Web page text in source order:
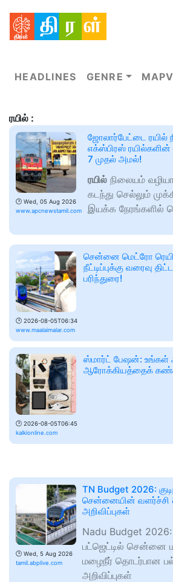
HEADLINES GENRE
ரயில் :
🕑 Wed, 05 Aug 2026
www.apcnewstamil.com
ஜோலார்பேட்டை ரயில்
எக்ஸ்பிரஸ்
7 முதல் அமல்!
ரயில் நிலையம்
கடந்து செல்லும்
இயக்க நேரங்களில்
🕑 2026-08-05T06:34
www.maalaimalar.com
சென்னை மெட்ரோ
நீட்டிப்புக்கு வரைவு
பரிந்துரை!
🕑 2026-08-05T06:45
kalkionline.com
ஸ்மார்ட் பேஷன்:
ஆரோக்கியத்தைக்
🕑 Wed, 5 Aug 2026
tamil.abplive.com
TN Budget 2026:
சென்னையின் வளர்ச்சி
அறிவிப்புகள்
Nadu Budget 2026:
பட்ஜெட்டில் சென்னை
மழைநீர் தொடர்பான
அறிவிப்புகள்